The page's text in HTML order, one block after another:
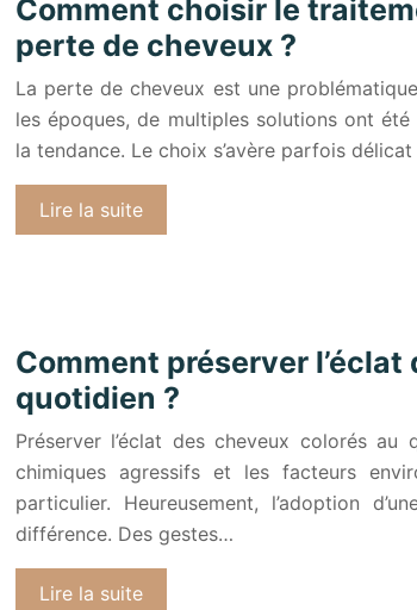
Comment choisir le
perte de cheveux ?
La perte de cheveux est une
les époques, de multiples solutions ont
la tendance. Le choix s’avère parfois
Lire la suite
Comment préserver
quotidien ?
Préserver l’éclat des cheveux colorés
chimiques agressifs et les facteurs
particulier. Heureusement, l’adoption
différence. Des gestes…
Lire la suite